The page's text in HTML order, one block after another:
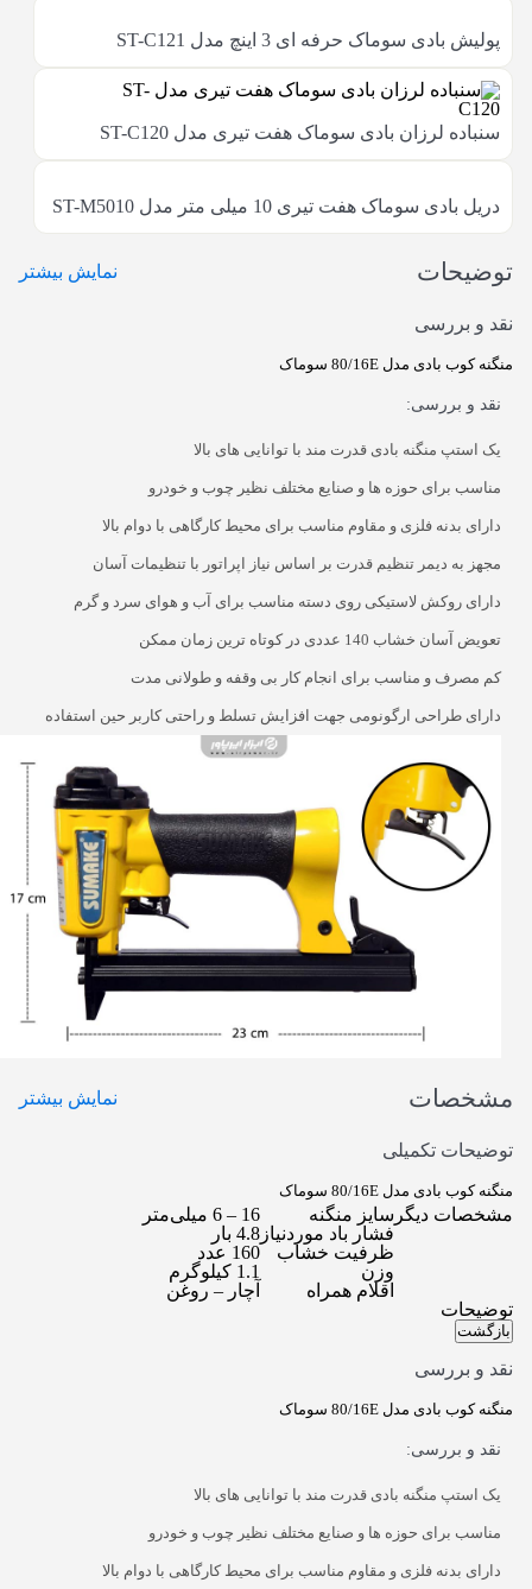
پولیش بادی سوماک حرفه ای 3 اینچ مدل ST-C121
سنباده لرزان بادی سوماک هفت تیری مدل ST-C120
دریل بادی سوماک هفت تیری 10 میلی متر مدل ST-M5010
توضیحات نمایش بیشتر
نقد و بررسی
منگنه کوب بادی مدل 80/16E سوماک
نقد و بررسی:
یک استپ منگنه بادی قدرت مند با توانایی های بالا
مناسب برای حوزه ها و صنایع مختلف نظیر چوب و خودرو
دارای بدنه فلزی و مقاوم مناسب برای محیط کارگاهی با دوام بالا
مجهز به دیمر تنظیم قدرت بر اساس نیاز اپراتور با تنظیمات آسان
دارای روکش لاستیکی روی دسته مناسب برای آب و هوای سرد و گرم
تعویض آسان خشاب 140 عددی در کوتاه ترین زمان ممکن
کم مصرف و مناسب برای انجام کار بی وقفه و طولانی مدت
دارای طراحی ارگونومی جهت افزایش تسلط و راحتی کاربر حین استفاده
مشخصات نمایش بیشتر
توضیحات تکمیلی
منگنه کوب بادی مدل 80/16E سوماک
مشخصات دیگر سایز منگنه
16 – 6 میلی‌متر
فشار باد موردنیاز 4.8 بار
ظرفیت خشاب
160 عدد
وزن
1.1 کیلوگرم
اقلام همراه
آچار – روغن
توضیحات
بازگشت
نقد و بررسی
منگنه کوب بادی مدل 80/16E سوماک
نقد و بررسی:
یک استپ منگنه بادی قدرت مند با توانایی های بالا
مناسب برای حوزه ها و صنایع مختلف نظیر چوب و خودرو
دارای بدنه فلزی و مقاوم مناسب برای محیط کارگاهی با دوام بالا